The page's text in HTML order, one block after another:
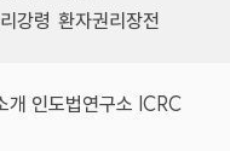
강령 환자권리장전
개 인도법연구소 ICRC